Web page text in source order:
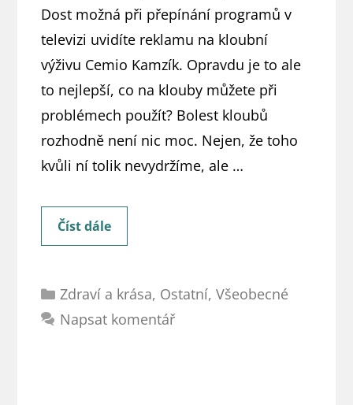
Dost možná při přepínání programů v
televizi uvidíte reklamu na kloubní
výživu Cemio Kamzík. Opravdu je to ale
to nejlepší, co na klouby můžete při
problémech použít? Bolest kloubů
rozhodně není nic moc. Nejen, že toho
kvůli ní tolik nevydržíme, ale …
Číst dáleCemio
Kamzík:
pomůže
na
Rubriky
Zdraví a krása, Ostatní,Všeobecné
Napsat komentář